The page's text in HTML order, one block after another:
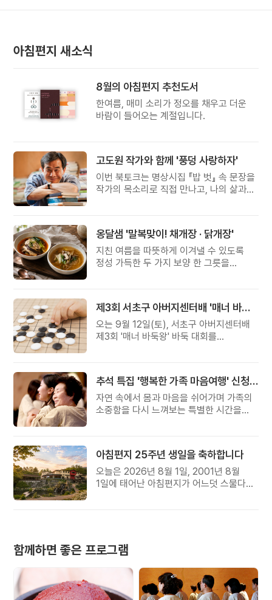
아침편지 새소식
8월의 아침편지 추천도서
한여름, 매미 소리가 정오를 채우고 더운
바람이 들어오는 계절입니다.
고도원 작가와 함께 '풍덩 사랑하자'
이번 북토크는 명상시집 『밥 벗』 속 문장을
작가의 목소리로 직접 만나고, 나의 삶과
옹달샘 '말복맞이! 채개장 · 닭개장'
지친 여름을 따뜻하게 이겨낼 수 있도록
정성 가득한 두 가지 보양 한 그릇을
제3회 서초구 아버지센터배 '매너 바둑왕' 대회
오는 9월 12일(토), 서초구 아버지센터배
제3회 '매너 바둑왕' 바둑 대회를
추석 특집 '행복한 가족 마음여행' 신청 안내
자연 속에서 몸과 마음을 쉬어가며 가족의
소중함을 다시 느껴보는 특별한 시간을
아침편지 25주년 생일을 축하합니다
오늘은 2026년 8월 1일, 2001년 8월
1일에 태어난 아침편지가 어느덧 스물다섯
함께하면 좋은 프로그램